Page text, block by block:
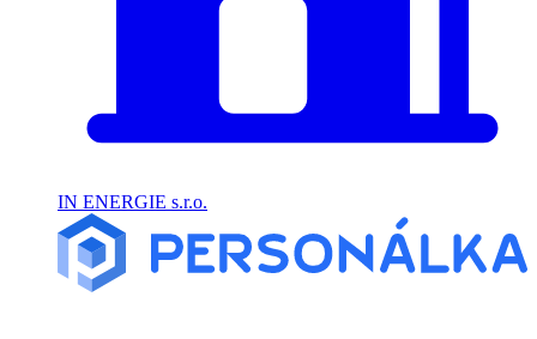
IN ENERGIE s.r.o.